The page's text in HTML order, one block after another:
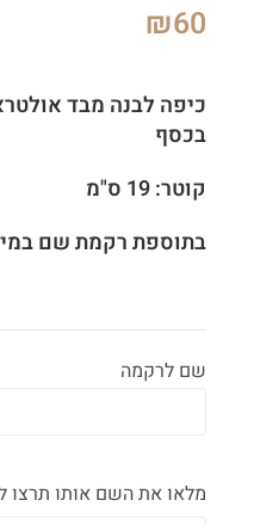
₪60
כיפה לבנה מבד
בכסף
קוטר: 19 ס"מ
בתוספת רקמת שם
שם לרקמה
מלאו את השם אותו תרצו